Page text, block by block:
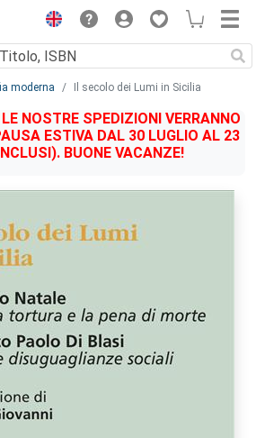
moderna Il secolo dei Lumi in Sicilia
NOSTRE SPEDIZIONI VERRANNO
ESTIVA DAL 30 LUGLIO AL 23
BUONE VACANZE!